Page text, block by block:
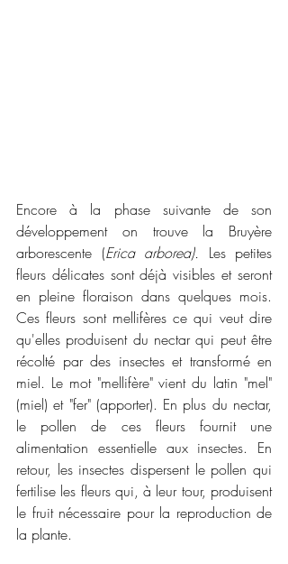
Encore à la phase suivante de son
développement on trouve la Bruyère
arborescente (Erica arborea). Les petites
fleurs délicates sont déjà visibles et seront
en pleine floraison dans quelques mois.
Ces fleurs sont mellifères ce qui veut dire
qu'elles produisent du nectar qui peut être
récolté par des insectes et transformé en
miel. Le mot "mellifère" vient du latin "mel"
(miel) et "fer" (apporter). En plus du nectar,
le pollen de ces fleurs fournit une
alimentation essentielle aux insectes. En
retour, les insectes dispersent le pollen qui
fertilise les fleurs qui, à leur tour, produisent
le fruit nécessaire pour la reproduction de
la plante.